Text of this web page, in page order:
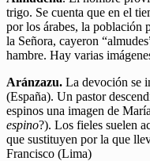
trigo. Se cuenta que en el
por los árabes, la población
la Señora, cayeron
hambre. Hay varias
Aránzazu. La devoción se
(España). Un pastor
espinos una imagen de
espino?). Los fieles suelen
que sustituyen por la que
Francisco (Lima)